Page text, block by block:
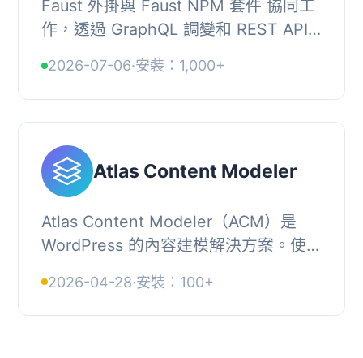
Faust 外掛與 Faust NPM 套件 協同工
作，透過 GraphQL 調變和 REST API
行驗證，並扮演 Faust 前端應用程式與
WordPress ...
2026-07-06·安裝：1,000+
Atlas Content Modeler
Atlas Content Modeler（ACM）是
WordPress 的內容建模解決方案。使用
文章類型，以及這些文章類型的自定義
字段和分類法。...
2026-04-28·安裝：100+